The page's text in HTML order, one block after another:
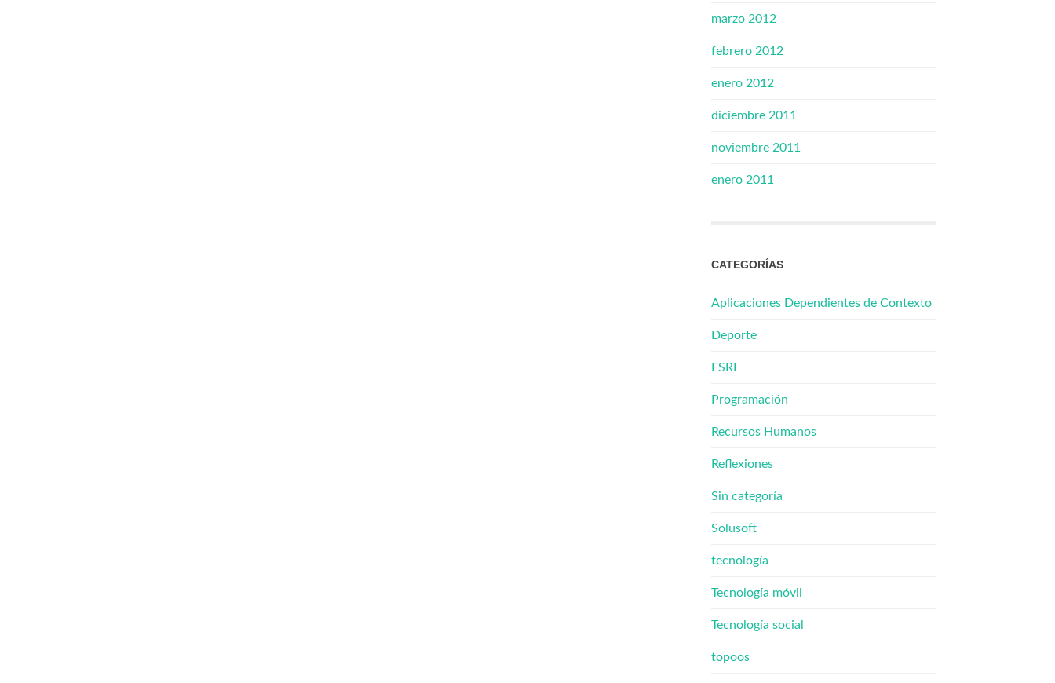
marzo 2012
febrero 2012
enero 2012
diciembre 2011
noviembre 2011
enero 2011
CATEGORÍAS
Aplicaciones Dependientes de Contexto
Deporte
ESRI
Programación
Recursos Humanos
Reflexiones
Sin categoría
Solusoft
tecnología
Tecnología móvil
Tecnología social
topoos